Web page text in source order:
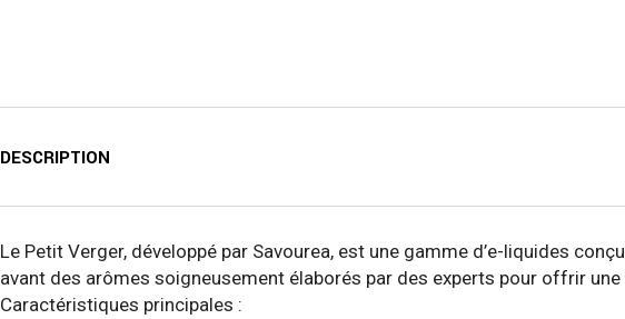
DESCRIPTION
Le Petit Verger, développé par Savourea, est une gamme d’e-liquides
avant des arômes soigneusement élaborés par des experts pour offrir
Caractéristiques principales :